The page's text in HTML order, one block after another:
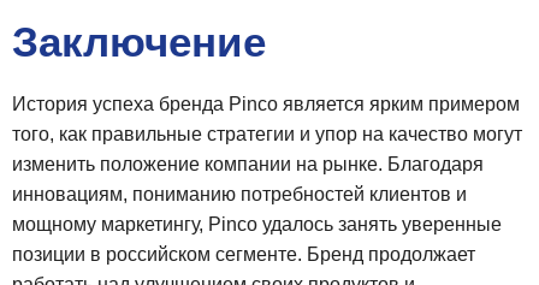
Заключение
История успеха бренда Pinco является ярким примером
того, как правильные стратегии и упор на качество могут
изменить положение компании на рынке. Благодаря
инновациям, пониманию потребностей клиентов и
мощному маркетингу, Pinco удалось занять уверенные
позиции в российском сегменте. Бренд продолжает